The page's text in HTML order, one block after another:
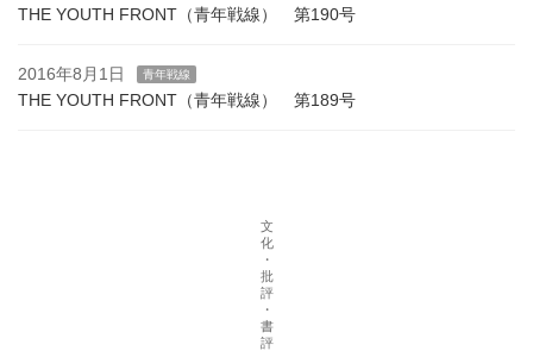
THE YOUTH FRONT（青年戦線） 第190号
2016年8月1日 青年戦線
THE YOUTH FRONT（青年戦線） 第189号
文
化
・
批
評
・
書
評